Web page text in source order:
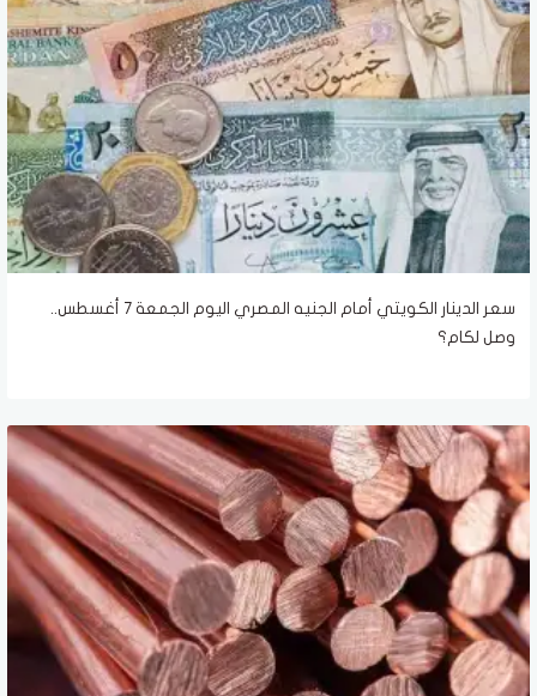
سعر الدينار الكويتي أمام الجنيه المصري اليوم الجمعة 7 أغسطس..
وصل لكام؟